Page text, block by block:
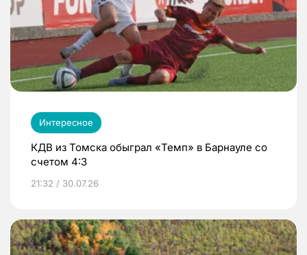
Интересное
КДВ из Томска обыграл «Темп» в Барнауле со
счетом 4:3
21:32 / 30.07.26